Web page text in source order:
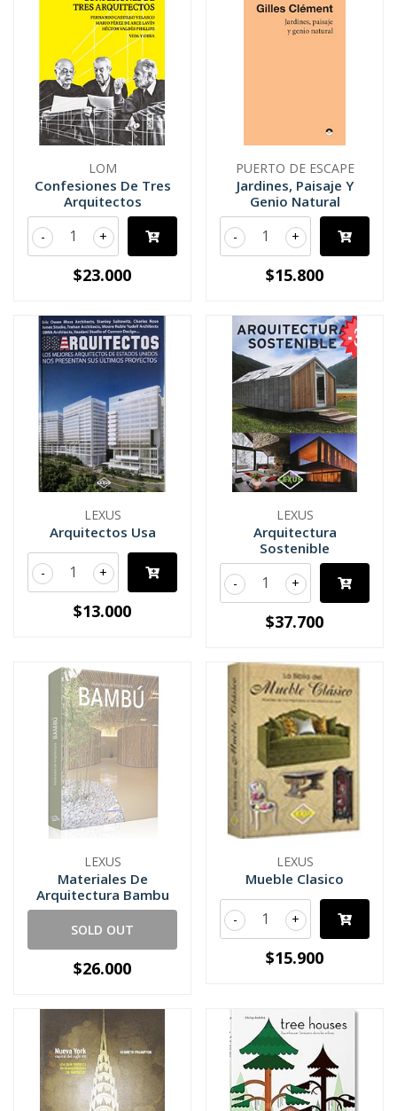
LOM
Confesiones De Tres
Arquitectos
+
-
$23.000
PUERTO DE ESCAPE
Jardines, Paisaje Y
Genio Natural
+
-
$15.800
LEXUS
Arquitectos Usa
+
-
$13.000
LEXUS
Arquitectura
Sostenible
+
-
$37.700
LEXUS
Materiales De
Arquitectura Bambu
SOLD OUT
$26.000
LEXUS
Mueble Clasico
+
-
$15.900